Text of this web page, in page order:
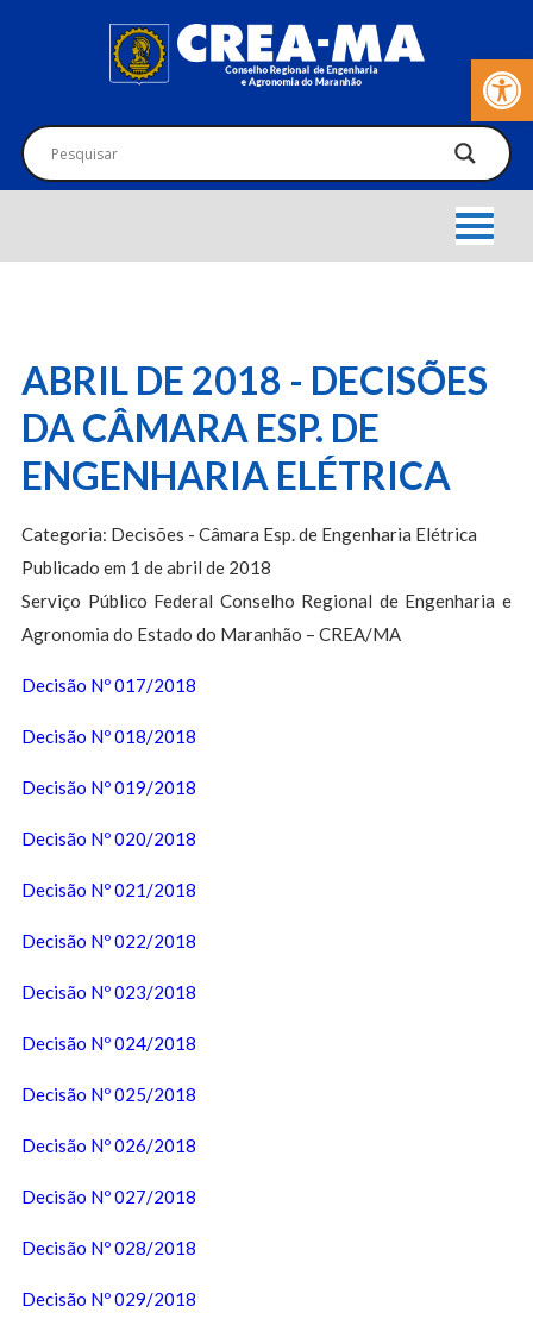
Barra de
ABRIL DE 2018 - DECISÕES
DA CÂMARA ESP. DE
ENGENHARIA ELÉTRICA
Categoria: Decisões - Câmara Esp. de Engenharia Elétrica
Publicado em 1 de abril de 2018
Serviço Público Federal Conselho Regional de Engenharia e
Agronomia do Estado do Maranhão – CREA/MA
Decisão Nº 017/2018
Decisão Nº 018/2018
Decisão Nº 019/2018
Decisão Nº 020/2018
Decisão Nº 021/2018
Decisão Nº 022/2018
Decisão Nº 023/2018
Decisão Nº 024/2018
Decisão Nº 025/2018
Decisão Nº 026/2018
Decisão Nº 027/2018
Decisão Nº 028/2018
Decisão Nº 029/2018